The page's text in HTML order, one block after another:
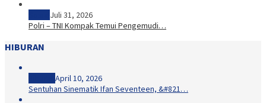
Juli 31, 2026
Polri – TNI Kompak Temui Pengemudi…
HIBURAN
April 10, 2026
Sentuhan Sinematik Ifan Seventeen, &#821…